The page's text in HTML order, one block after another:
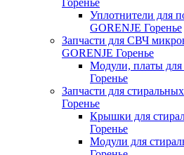
Уплотнители для
GORENJE Горенье
Запчасти для СВЧ
GORENJE Горенье
Модули, платы
Горенье
Запчасти для
Горенье
Крышки для
Горенье
Модули для